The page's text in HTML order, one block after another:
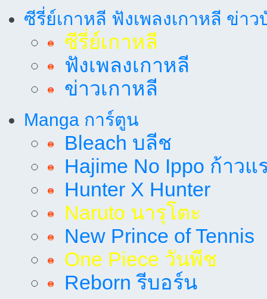
ซีรี่ย์เกาหลี ฟังเพลงเกาหลี ข่าว
ซีรี่ย์เกาหลี
ฟังเพลงเกาหลี
ข่าวเกาหลี
Manga การ์ตูน
Bleach บลีช
Hajime No Ippo ก้าวแ
Hunter X Hunter
Naruto นารุโตะ
New Prince of Tennis
One Piece วันพีช
Reborn รีบอร์น